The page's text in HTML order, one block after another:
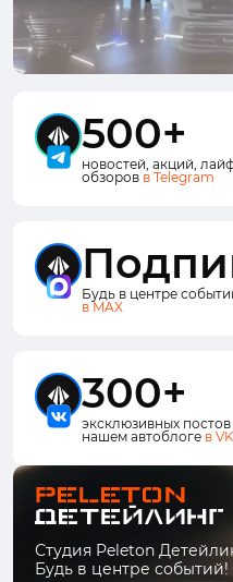
500+
новостей, акций,
обзоров в Telegram
Будь в центре
в MAX
300+
эксклюзивных постов
нашем автоблоге в VK
Студия Peleton
Будь в центре событий!